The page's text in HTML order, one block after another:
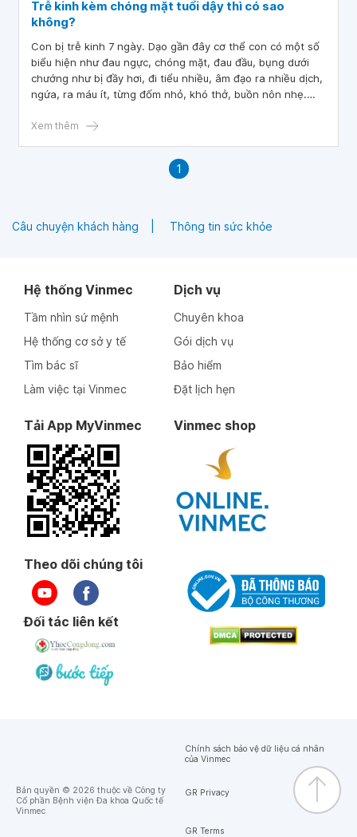
Trễ kinh kèm chóng mặt tuổi dậy thì có sao
không?
Con bị trễ kinh 7 ngày. Dạo gần đây cơ thể con có một số
biểu hiện như đau ngực, chóng mặt, đau đầu, bụng dưới
chướng như bị đầy hơi, đi tiểu nhiều, âm đạo ra nhiều dịch,
ngứa, ra máu ít, từng đốm nhỏ, khó thở, buồn nôn nhẹ.
Xem thêm
1
Câu chuyện khách hàng Thông tin sức khỏe
Hệ thống Vinmec
Tầm nhìn sứ mệnh
Hệ thống cơ sở y tế
Tìm bác sĩ
Làm việc tại Vinmec
Dịch vụ
Chuyên khoa
Gói dịch vụ
Bảo hiểm
Đặt lịch hẹn
Tải App MyVinmec Vinmec shop
Theo dõi chúng tôi
Đối tác liên kết
Bản quyền © 2026 thuộc về Công ty
Cổ phần Bệnh viện Đa khoa Quốc tế
Vinmec
Chính sách bảo vệ dữ liệu cá nhân
của Vinmec
GR Privacy
GR Terms